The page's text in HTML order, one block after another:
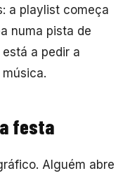
a playlist começa
numa pista de
a pedir a
festa
Alguém abre